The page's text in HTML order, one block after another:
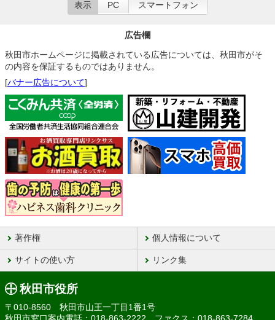
表示 PC スマートフォン
広告欄
秋田市ホームページに掲載されている広告については、秋田市がそ
の内容を保証するものではありません。
[バナー広告について]
著作権 個人情報について
サイトの使い方 リンク集
秋田市役所
〒010-8560 秋田市山王一丁目1番1号